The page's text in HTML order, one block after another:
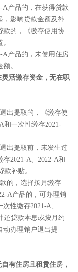
产品的，在获得贷款
，影响贷款金额及补
款的，《缴存使用协
产品的，未使用住房
。
活缴存资金，无在职
出提取的，《缴存使
和一次性缴存2021-
出提取前，未发生过
2021-A、2022-A和
款补贴。
的，选择按月缴存
A产品的，可办理销
性缴存2021-A、
还贷款本息或按月约
动办理销户退出提
有住房且租赁住房，